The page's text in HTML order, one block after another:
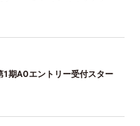
1期AOエントリー受付スター